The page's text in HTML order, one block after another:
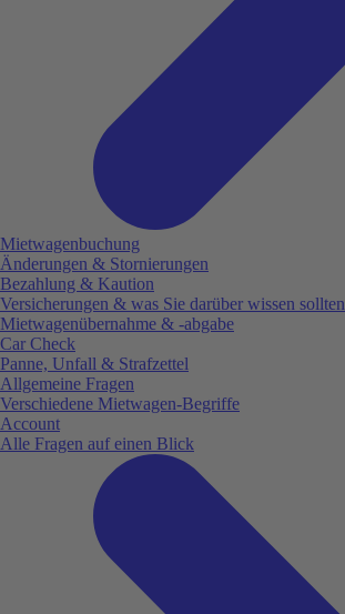
Mietwagenbuchung
Änderungen & Stornierungen
Bezahlung & Kaution
Versicherungen & was Sie darüber wissen sollten
Mietwagenübernahme & -abgabe
Car Check
Panne, Unfall & Strafzettel
Allgemeine Fragen
Verschiedene Mietwagen-Begriffe
Account
Alle Fragen auf einen Blick